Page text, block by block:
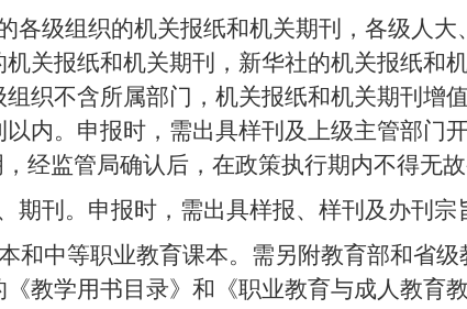
各级组织的机关报纸和机关期刊，各级人大
关报纸和机关期刊，新华社的机关报纸和
织不含所属部门，机关报纸和机关期刊增
内。申报时，需出具样刊及上级主管部门
经监管局确认后，在政策执行期内不得无故
期刊。申报时，需出具样报、样刊及办刊宗
和中等职业教育课本。需另附教育部和省级
教学用书目录》和《职业教育与成人教育